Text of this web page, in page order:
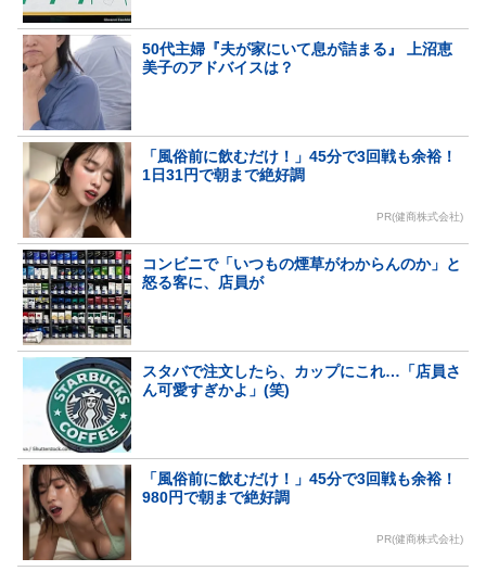
50代主婦『夫が家にいて息が詰まる』 上沼恵
美子のアドバイスは？
「風俗前に飲むだけ！」45分で3回戦も余裕！
1日31円で朝まで絶好調
PR(健商株式会社)
コンビニで「いつもの煙草がわからんのか」と
怒る客に、店員が
スタバで注文したら、カップにこれ…「店員さ
ん可愛すぎかよ」(笑)
「風俗前に飲むだけ！」45分で3回戦も余裕！
980円で朝まで絶好調
PR(健商株式会社)